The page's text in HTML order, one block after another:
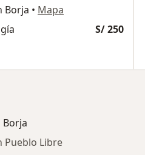
Borja • Mapa
S/ 250
Borja
Pueblo Libre